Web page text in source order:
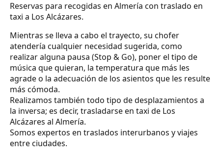
Reservas para recogidas en Almería con traslado en
taxi a Los Alcázares.
Mientras se lleva a cabo el trayecto, su chofer
atendería cualquier necesidad sugerida, como
realizar alguna pausa (Stop & Go), poner el tipo de
música que quieran, la temperatura que más les
agrade o la adecuación de los asientos que les resulte
más cómoda.
Realizamos también todo tipo de desplazamientos a
la inversa; es decir, trasladarse en taxi de Los
Alcázares al Almería.
Somos expertos en traslados interurbanos y viajes
entre ciudades.